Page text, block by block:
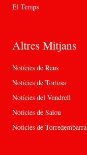
El Temps
Altres Mitjans
Notícies de Reus
Notícies de Tortosa
Notícies del Vendrell
Notícies de Salou
Notícies de Torredembarra